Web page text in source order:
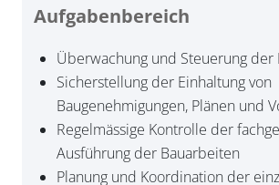
Aufgabenbereich
Überwachung und Steuerung der
Sicherstellung der Einhaltung von
Baugenehmigungen, Plänen und
Regelmässige Kontrolle der
Ausführung der Bauarbeiten
Planung und Koordination der